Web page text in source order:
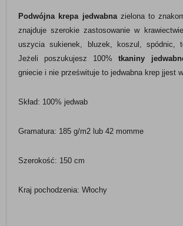
Podwójna krepa jedwabna zielona to
znajduje szerokie zastosowanie w
uszycia sukienek, bluzek, koszul, spódnic,
Jeżeli poszukujesz 100%tkaniny
gniecie i nie prześwituje to jedwabna krep jjest
Skład: 100% jedwab
Gramatura: 185 g/m2 lub 42 momme
Szerokość: 150 cm
Kraj pochodzenia: Włochy